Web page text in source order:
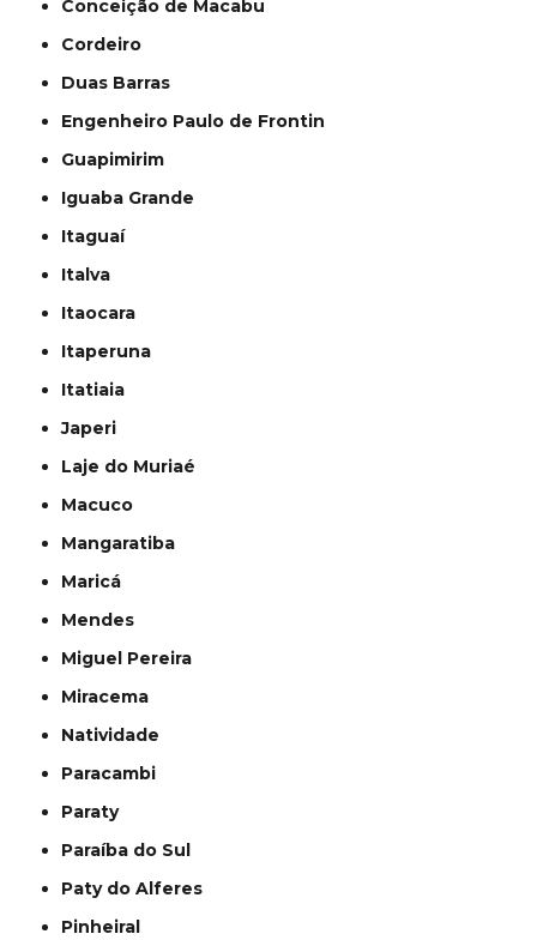
Conceição de Macabu
Cordeiro
Duas Barras
Engenheiro Paulo de Frontin
Guapimirim
Iguaba Grande
Itaguaí
Italva
Itaocara
Itaperuna
Itatiaia
Japeri
Laje do Muriaé
Macuco
Mangaratiba
Maricá
Mendes
Miguel Pereira
Miracema
Natividade
Paracambi
Paraty
Paraíba do Sul
Paty do Alferes
Pinheiral